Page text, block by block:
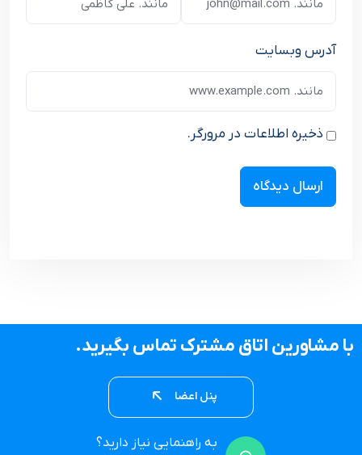
آدرس وبسایت
ذخیره اطلاعات در مرورگر.
با مشاورین اتاق مشترک تماس بگیرید.
پنل اعضا
به راهنمایی نیاز دارید؟